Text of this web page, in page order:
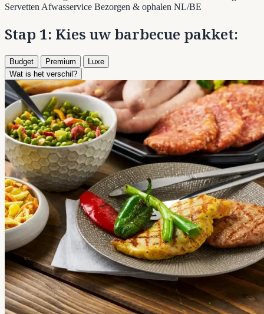
ServettenAfwasservice Bezorgen & ophalen NL/BE
Stap 1: Kies uw barbecue pakket:
Budget Premium
Luxe
Wat is het verschil?